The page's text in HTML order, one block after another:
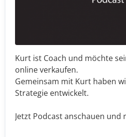
Kurt ist Coach und möchte
online verkaufen.
Gemeinsam mit Kurt haben
Strategie entwickelt.
Jetzt Podcast anschauen und